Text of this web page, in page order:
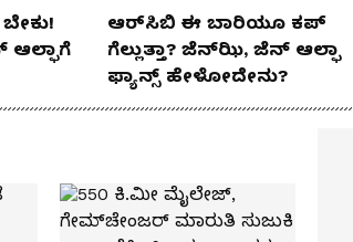
ಆರ್‌ಸಿಬಿ ಈ ಬಾರಿಯೂ ಕಪ್‌
ಗೆಲ್ಲುತ್ತಾ? ಜೆನ್‌ಝಿ, ಜೆನ್‌ ಆಲ್ಫಾ
ಫ್ಯಾನ್ಸ್ ಹೇಳೋದೇನು?